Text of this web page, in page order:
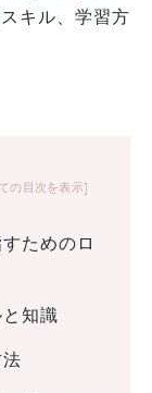
キル、学習方
の目次を表示
ためのロ
知識